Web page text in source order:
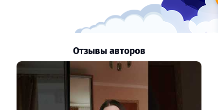
Отзывы авторов